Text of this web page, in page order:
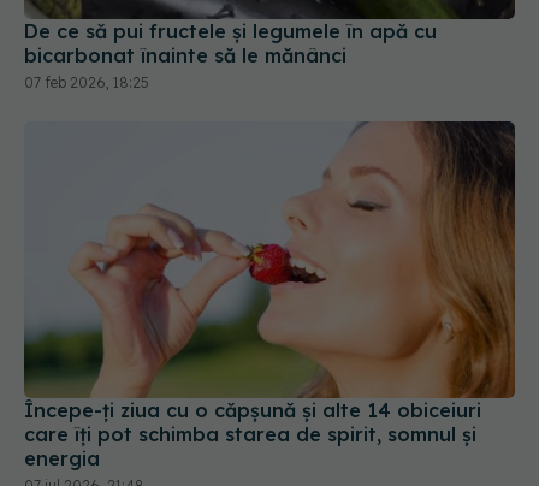
De ce să pui fructele și legumele în apă cu
bicarbonat înainte să le mănânci
07 feb 2026, 18:25
Începe-ți ziua cu o căpșună și alte 14 obiceiuri
care îți pot schimba starea de spirit, somnul și
energia